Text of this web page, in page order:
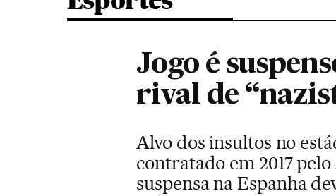
Jogo é
rival de
Alvo dos insultos no
contratado em 2017
suspensa na Espanha